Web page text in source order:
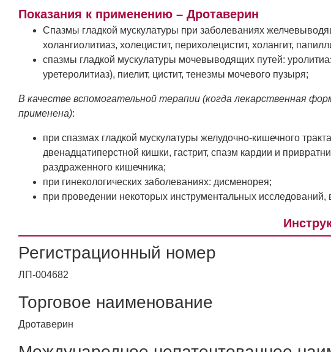
Показания к применению – Дротаверин
Спазмы гладкой мускулатуры при заболеваниях
холангиолитиаз, холецистит, перихолецистит, холангит,
спазмы гладкой мускулатуры мочевыводящих путей:
уретеролитиаз), пиелит, цистит, тенезмы мочевого пузыря;
В качестве вспомогательной терапии (когда лекарственная
применена):
при спазмах гладкой мускулатуры желудочно-кишечного
двенадцатиперстной кишки, гастрит, спазм кардии и
раздраженного кишечника;
при гинекологических заболеваниях: дисменорея;
при проведении некоторых инструментальных исследований,
Регистрационный номер
ЛП-004682
Торговое наименование
Дротаверин